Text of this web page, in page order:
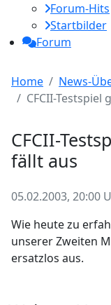
Forum-Hits
Startbilder
Forum
Home
News-
CFCII-
CFCII-
fällt aus
05.02.2003, 20:00
Wie heute zu
unserer Zweiten
ersatzlos aus.